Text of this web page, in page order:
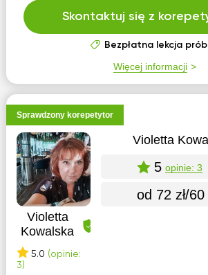
Skontaktuj się z
Bezpłatna lekcja
Więcej informacji
Sprawdzony korepetytor
Violetta
Kowalska
5.0 (opinie:
3)
Violetta
5 opinie: 3
od 72 zł/